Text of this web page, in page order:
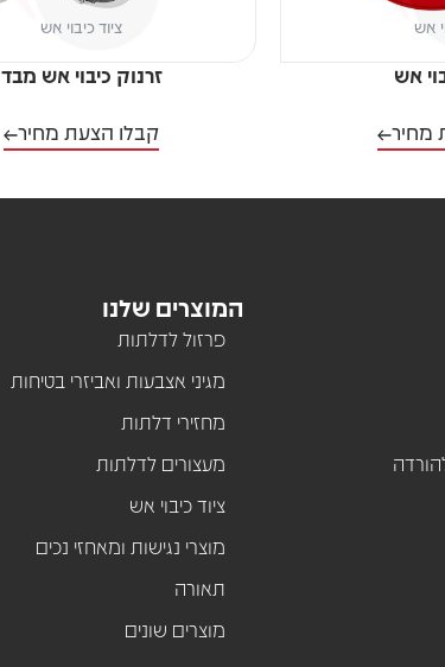
אש
אש
מחיר
ציוד כיבוי אש
זרנוק כיבוי אש מבד
קבלו הצעת מחיר
המוצרים שלנו
פרזול לדלתות
מגיני אצבעות ואביזרי בטיחות
מחזירי דלתות
מעצורים לדלתות
ציוד כיבוי אש
מוצרי נגישות ומאחזי נכים
תאורה
מוצרים שונים